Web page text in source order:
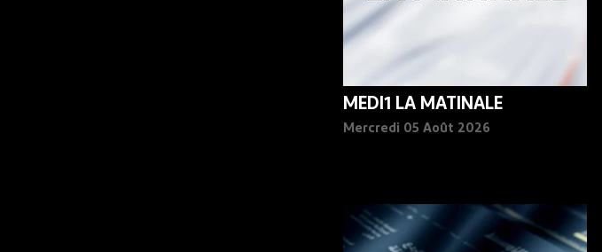
MEDI1 LA MATINALE
Mercredi 05 Août 2026